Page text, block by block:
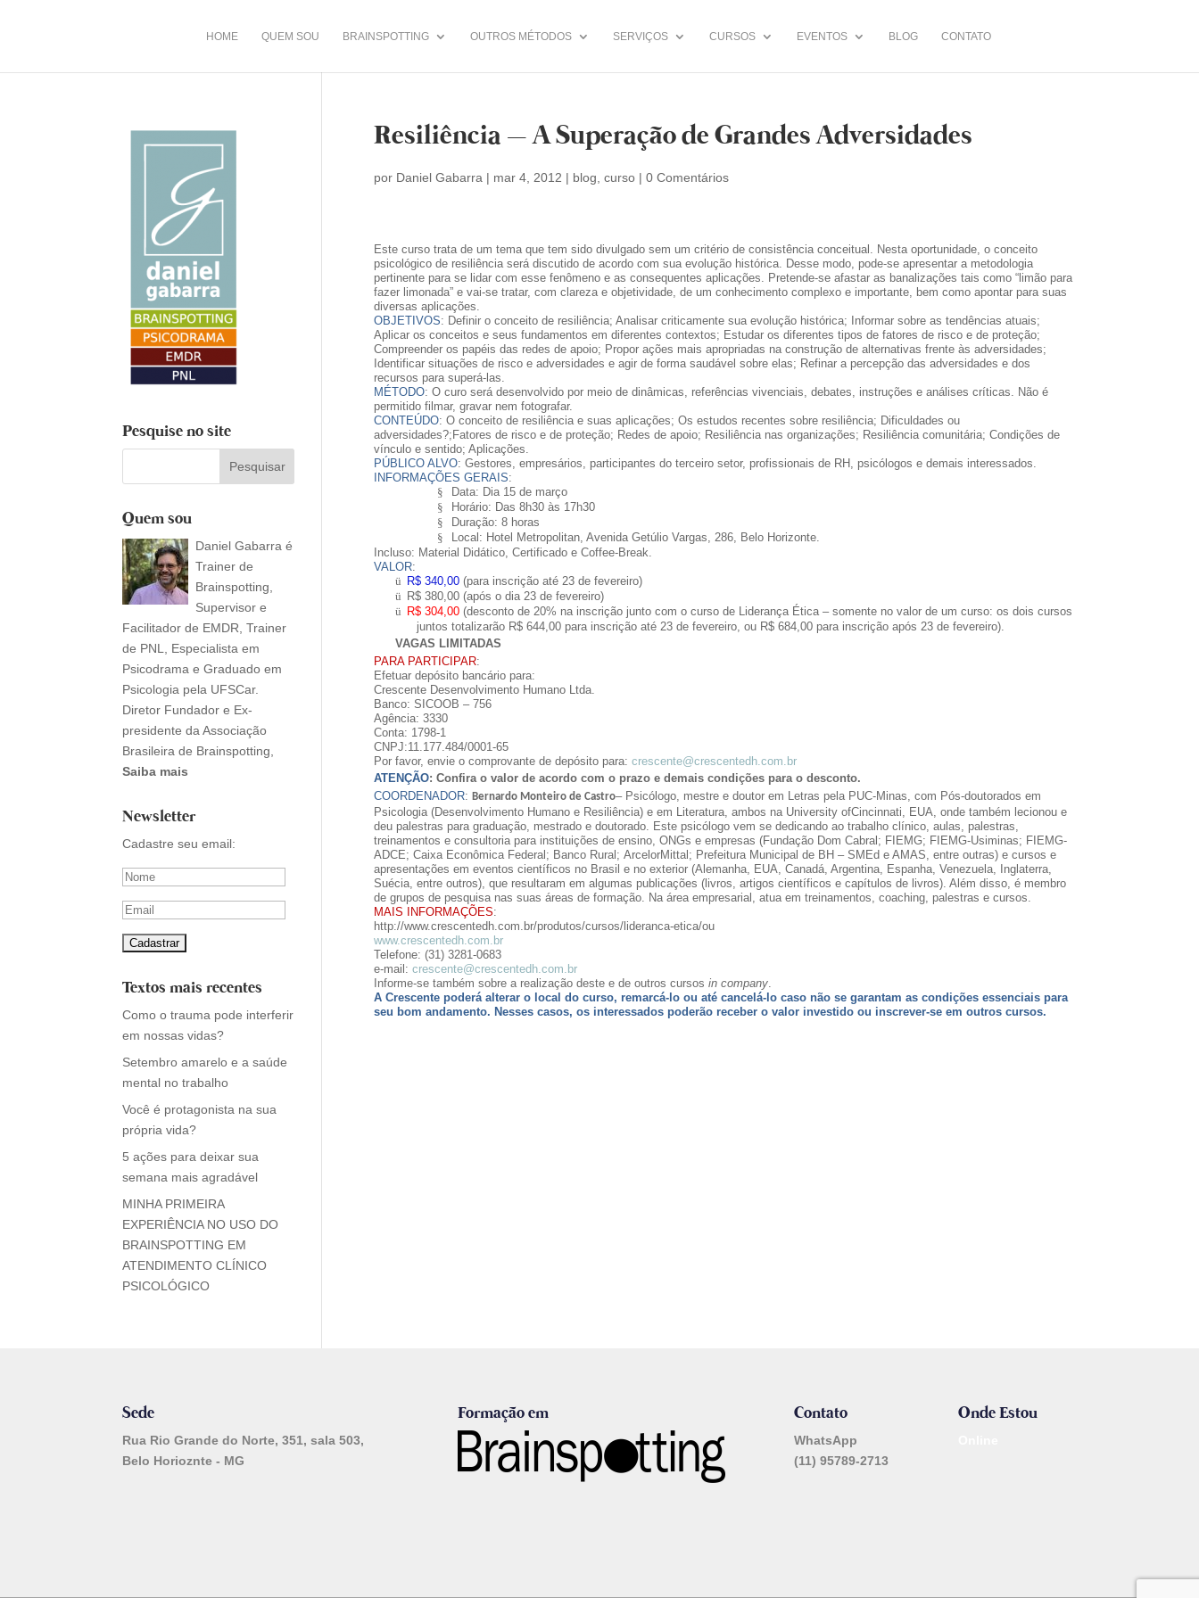
HOME QUEM SOU BRAINSPOTTING OUTROS MÉTODOS SERVIÇOS CURSOS EVENTOS BLOG CONTATO
Resiliência – A Superação de Grandes Adversidades
por Daniel Gabarra | mar 4, 2012 | blog ,curso |0 Comentários
Este curso trata de um tema que tem sido divulgado sem um critério de consistência conceitual. Nesta oportunidade, o conceito
psicológico de resiliência será discutido de acordo com sua evolução histórica. Desse modo, pode-se apresentar a metodologia
pertinente para se lidar com esse fenômeno e as consequentes aplicações. Pretende-se afastar as banalizações tais como “limão para
fazer limonada” e vai-se tratar, com clareza e objetividade, de um conhecimento complexo e importante, bem como apontar para suas
diversas aplicações.
OBJETIVOS: Definir o conceito de resiliência; Analisar criticamente sua evolução histórica; Informar sobre as tendências atuais;
Aplicar os conceitos e seus fundamentos em diferentes contextos; Estudar os diferentes tipos de fatores de risco e de proteção;
Compreender os papéis das redes de apoio; Propor ações mais apropriadas na construção de alternativas frente às adversidades;
Identificar situações de risco e adversidades e agir de forma saudável sobre elas; Refinar a percepção das adversidades e dos
recursos para superá-las.
MÉTODO: O curo será desenvolvido por meio de dinâmicas, referências vivenciais, debates, instruções e análises críticas. Não é
permitido filmar, gravar nem fotografar.
CONTEÚDO: O conceito de resiliência e suas aplicações; Os estudos recentes sobre resiliência; Dificuldades ou
adversidades?; Fatores de risco e de proteção; Redes de apoio; Resiliência nas organizações; Resiliência comunitária; Condições de
vínculo e sentido;Aplicações.
PÚBLICO ALVO: Gestores, empresários, participantes do terceiro setor, profissionais de RH, psicólogos e demais interessados.
INFORMAÇÕES GERAIS:
§
Data: Dia 15 de março
§
Horário: Das 8h30 às 17h30
§
Duração: 8 horas
§
Local: Hotel Metropolitan, Avenida Getúlio Vargas, 286, Belo Horizonte.
Incluso: Material Didático, Certificado eCoffee-Break.
VALOR:
ü R$ 340,00 (para inscrição até 23 de fevereiro)
ü R$ 380,00 (após o dia 23 de fevereiro)
ü R$ 304,00 (desconto de 20% na inscrição junto com o curso de Liderança Ética – somente no valor de um curso: os dois cursos
juntos totalizarão R$ 644,00 para inscrição até 23 de fevereiro, ou R$ 684,00 para inscrição após 23 de fevereiro).
VAGAS LIMITADAS
PARA PARTICIPAR:
Efetuar depósito bancário para:
Crescente Desenvolvimento Humano Ltda.
Banco: SICOOB – 756
Agência: 3330
Conta: 1798-1
CNPJ:11.177.484/0001-65
Por favor, envie o comprovante de depósito para:crescente@crescentedh.com.br
ATENÇÃO: Confira o valor de acordo com o prazo e demais condições para o desconto.
COORDENADOR:Bernardo Monteiro de Castro– Psicólogo, mestre e doutor em Letras pela PUC-Minas, com Pós-doutorados em
Psicologia (Desenvolvimento Humano e Resiliência) e em Literatura, ambos na University ofCincinnati, EUA, onde também lecionou e
deu palestras para graduação, mestrado e doutorado. Este psicólogo vem se dedicando ao trabalho clínico, aulas, palestras,
treinamentos e consultoria para instituições de ensino, ONGs e empresas (Fundação Dom Cabral; FIEMG; FIEMG-Usiminas; FIEMG-
ADCE; Caixa Econômica Federal; Banco Rural;ArcelorMittal ; Prefeitura Municipal de BH –SMEd e AMAS, entre outras) e cursos e
apresentações em eventos científicos no Brasil e no exterior (Alemanha, EUA, Canadá, Argentina, Espanha, Venezuela, Inglaterra,
Suécia, entre outros), que resultaram em algumas publicações (livros, artigos científicos e capítulos de livros). Além disso, é membro
de grupos de pesquisa nas suas áreas de formação. Na área empresarial, atua em treinamentos, coaching, palestras e cursos.
MAIS INFORMAÇÕES:
http://www.crescentedh.com.br/produtos/cursos/lideranca-etica/ou
www.crescentedh.com.br
Telefone: (31) 3281-0683
e-mail :crescente@crescentedh.com.br
Informe-se também sobre a realização deste e de outros cursosincompany.
A Crescente poderá alterar o local do curso, remarcá-lo ou até cancelá-lo caso não se garantam as condições essenciais para
seu bom andamento. Nesses casos, os interessados poderão receber o valor investido ou inscrever-se em outros cursos.
Pesquise no site
Quem sou
Daniel Gabarra é
Trainer de
Brainspotting,
Supervisor e
Facilitador de EMDR, Trainer
de PNL, Especialista em
Psicodrama e Graduado em
Psicologia pela UFSCar.
Diretor Fundador e Ex-
presidente da Associação
Brasileira de Brainspotting,
Saiba mais
Newsletter
Cadastre seu email:
Textos mais recentes
Como o trauma pode interferir
em nossas vidas?
Setembro amarelo e a saúde
mental no trabalho
Você é protagonista na sua
própria vida?
5 ações para deixar sua
semana mais agradável
MINHA PRIMEIRA
EXPERIÊNCIA NO USO DO
BRAINSPOTTING EM
ATENDIMENTO CLÍNICO
PSICOLÓGICO
Sede
Rua Rio Grande do Norte, 351, sala 503,
Belo Horioznte - MG
Formação em Contato
WhatsApp
(11) 95789-2713
Onde Estou